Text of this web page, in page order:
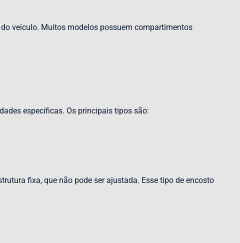
veículo. Muitos modelos possuem compartimentos
específicas. Os principais tipos são:
fixa, que não pode ser ajustada. Esse tipo de encosto